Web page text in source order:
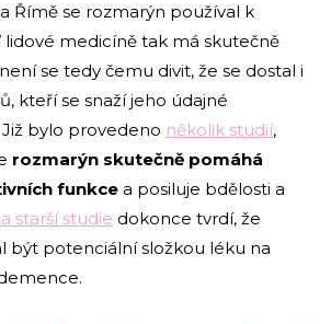
Římě se rozmarýn používal k
lidové medicíně tak má skutečně
se tedy čemu divit, že se dostal i
kteří se snaží jeho údajné
bylo provedeno několik studií,
rozmarýn skutečně pomáhá
funkce a posiluje bdělosti a
starší studie dokonce tvrdí, že
být potenciální složkou léku na